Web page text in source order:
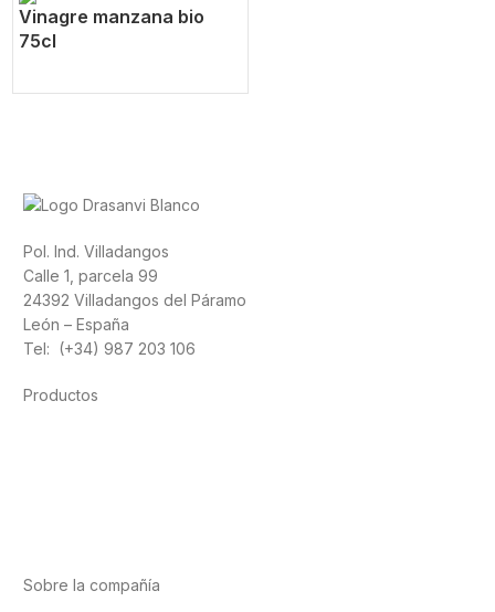
Vinagre manzana bio
75cl
Pol. Ind. Villadangos
Calle 1, parcela 99
24392 Villadangos del Páramo
León – España
Tel: (+34) 987 203 106
Productos
Sobre la compañía